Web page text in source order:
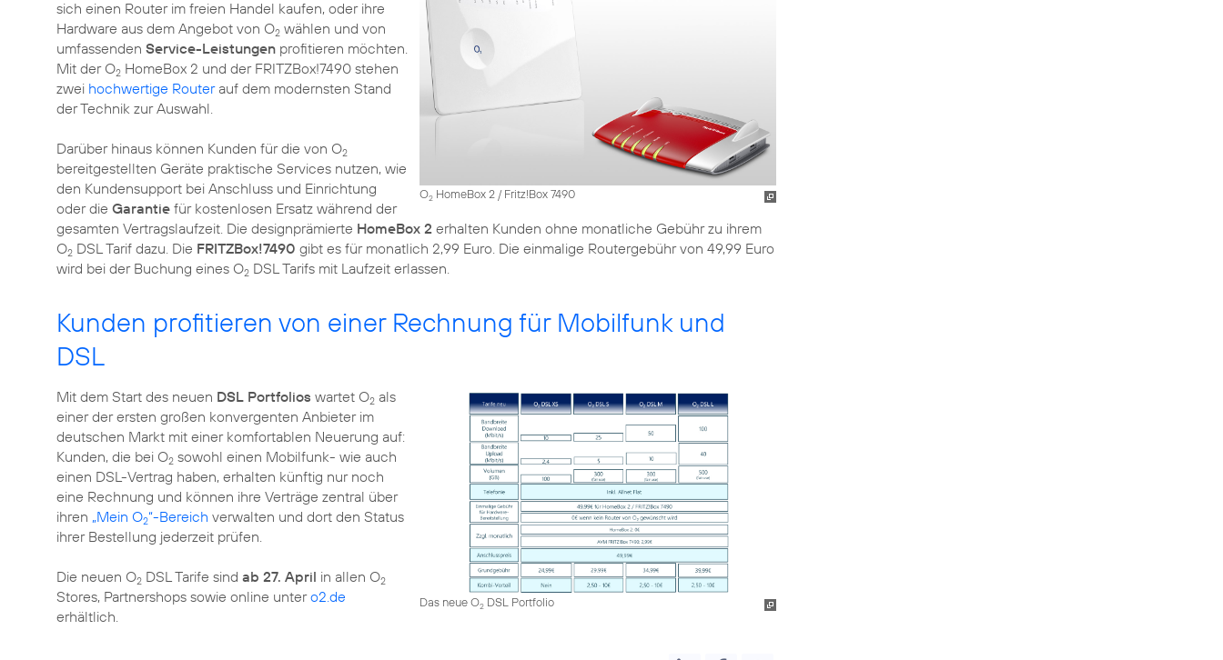
O2HomeBox 2 / Fritz!Box 7490
sich einen Router im freien Handel kaufen, oder ihre
Hardware aus dem Angebot von O2 wählen und von
umfassenden Service-Leistungen profitieren möchten.
Mit der O2 HomeBox 2 und der FRITZBox!7490 stehen
zwei hochwertige Routerauf dem modernsten Stand
der Technik zur Auswahl.
Darüber hinaus können Kunden für die von O2
bereitgestellten Geräte praktische Services nutzen, wie
den Kundensupport bei Anschluss und Einrichtung
oder die Garantie für kostenlosen Ersatz während der
gesamten Vertragslaufzeit. Die designprämierte HomeBox 2 erhalten Kunden ohne monatliche Gebühr zu ihrem
O2 DSL Tarif dazu. Die FRITZBox!7490 gibt es für monatlich 2,99 Euro. Die einmalige Routergebühr von 49,99 Euro
wird bei der Buchung eines O2 DSL Tarifs mit Laufzeit erlassen.
Kunden profitieren von einer Rechnung für Mobilfunk und
DSL
Das neue O2DSL Portfolio
Mit dem Start des neuen DSL Portfolios wartet O2 als
einer der ersten großen konvergenten Anbieter im
deutschen Markt mit einer komfortablen Neuerung auf:
Kunden, die bei O2 sowohl einen Mobilfunk- wie auch
einen DSL-Vertrag haben, erhalten künftig nur noch
eine Rechnung und können ihre Verträge zentral über
ihren „Mein O2“-Bereich verwalten und dort den Status
ihrer Bestellung jederzeit prüfen.
Die neuen O2 DSL Tarife sind ab 27. April in allen O2
Stores, Partnershops sowie online untero2.de
erhältlich.